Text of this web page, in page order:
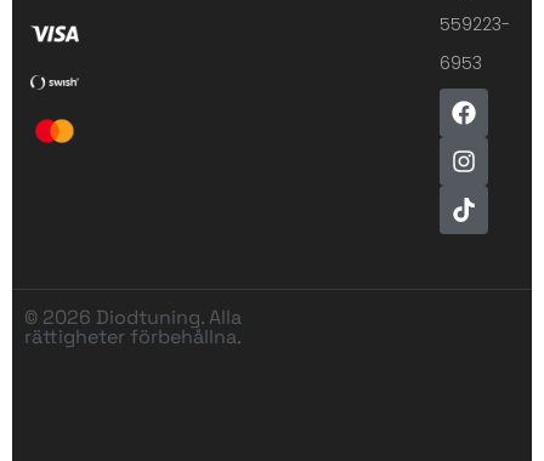
559223-
6953
© 2026 Diodtuning. Alla
rättigheter förbehållna.